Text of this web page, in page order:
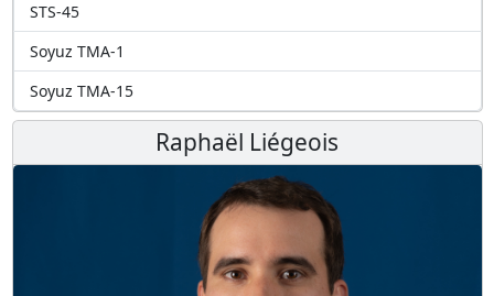
STS-45
Soyuz TMA-1
Soyuz TMA-15
Raphaël Liégeois